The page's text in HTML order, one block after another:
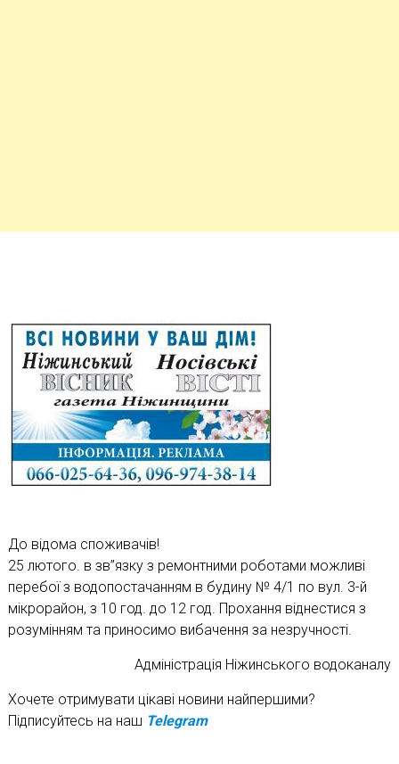
До відома споживачів!
25 лютого. в зв”язку з ремонтними роботами можливі
перебої з водопостачанням в будину № 4/1 по вул. 3-й
мікрорайон, з 10 год. до 12 год. Прохання віднестися з
розумінням та приносимо вибачення за незручності.
Адміністрація Ніжинського водоканалу
Хочете отримувати цікаві новини найпершими?
Підписуйтесь на наш Telegram